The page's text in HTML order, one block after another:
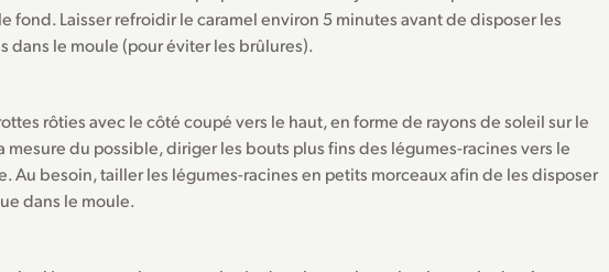
fond. Laisser refroidir le caramel environ 5 minutes avant de disposer les
dans le moule (pour éviter les brûlures).
rôties avec le côté coupé vers le haut, en forme de rayons de soleil sur le
mesure du possible, diriger les bouts plus fins des légumes-racines vers le
Au besoin, tailler les légumes-racines en petits morceaux afin de les disposer
dans le moule.